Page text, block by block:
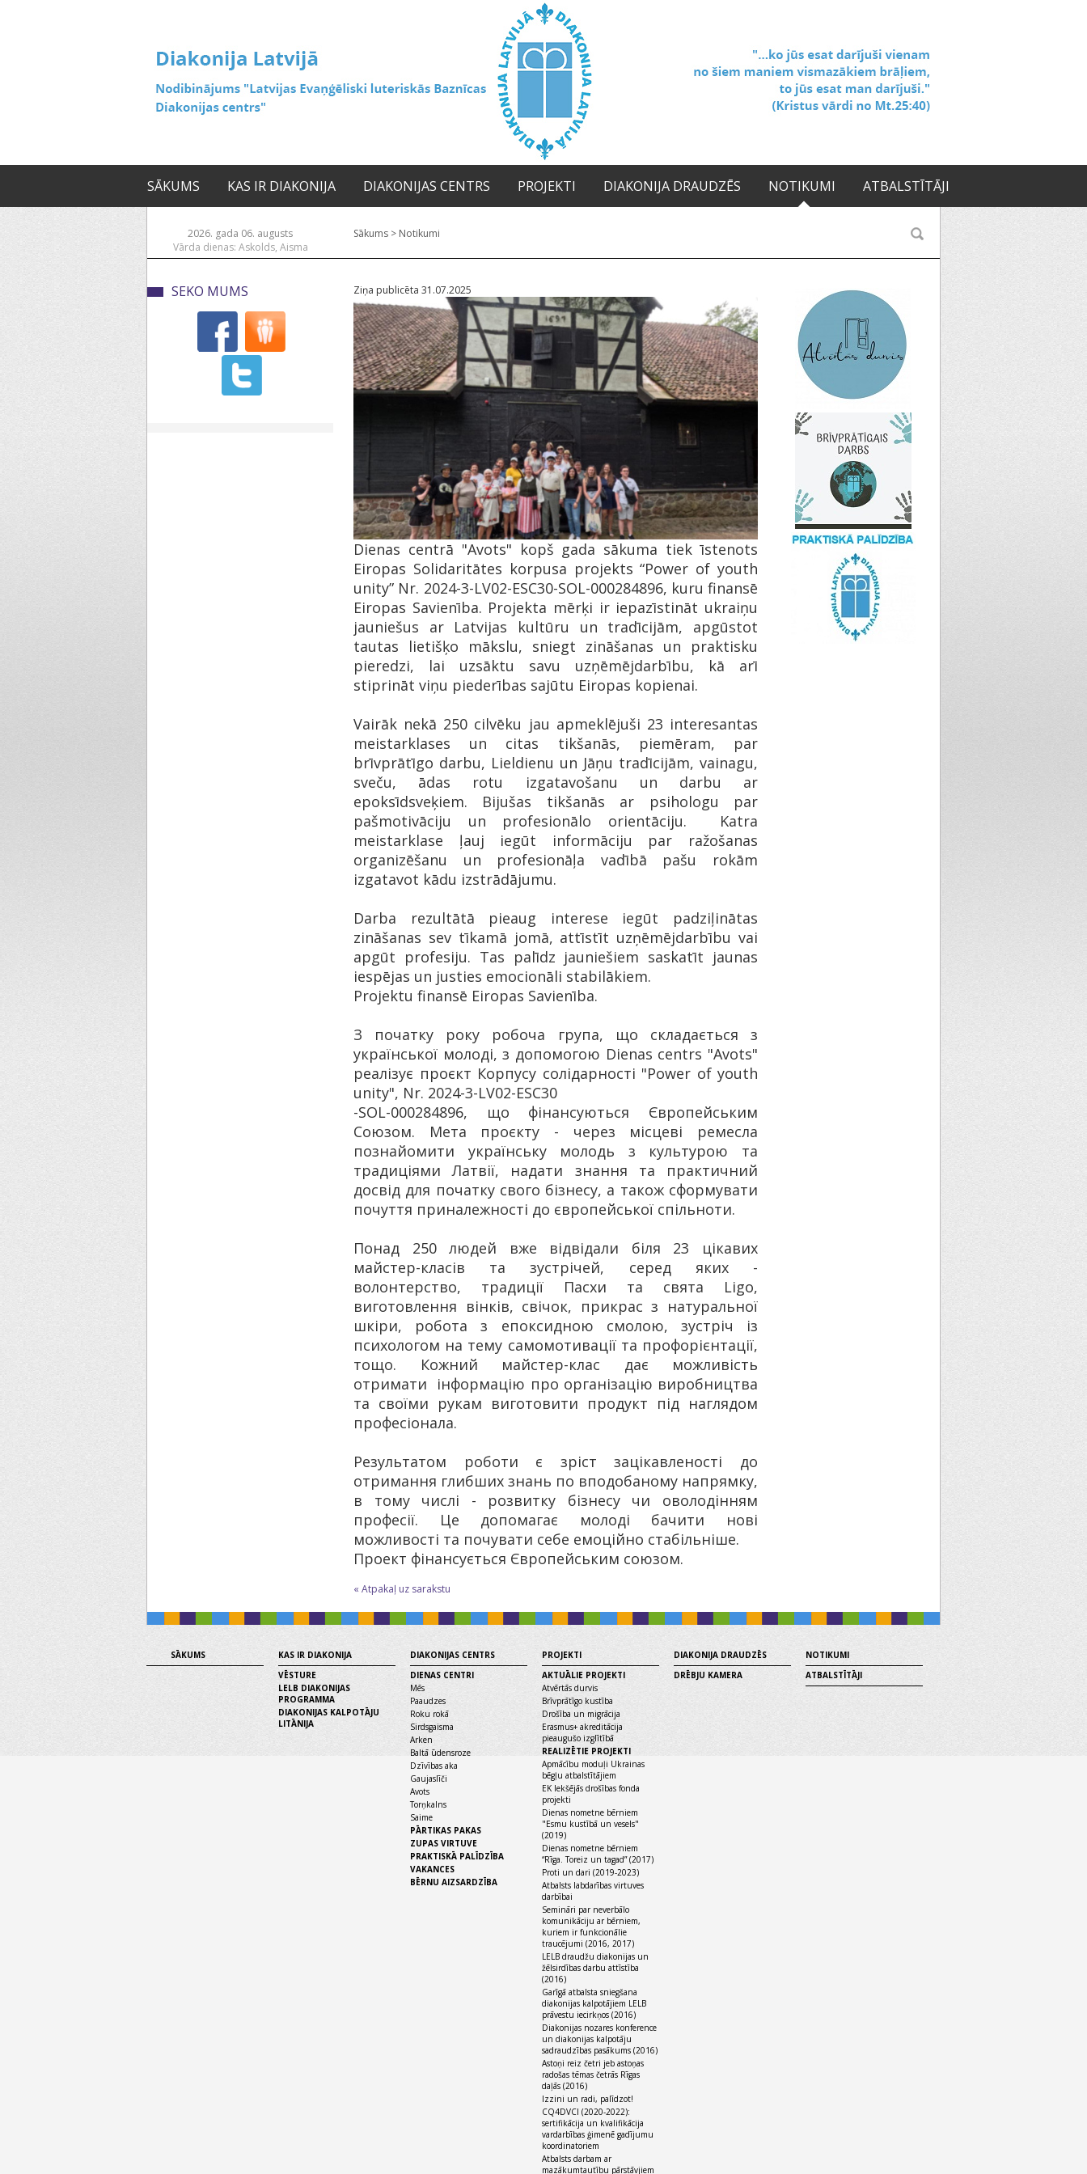
SĀKUMS KAS IR DIAKONIJA DIAKONIJAS CENTRS PROJEKTI DIAKONIJA DRAUDZĒS NOTIKUMI ATBALSTĪTĀJI
2026. gada 06. augusts
Vārda dienas: Askolds, Aisma
Sākums > Notikumi
SEKO MUMS Ziņa publicēta 31.07.2025
Dienas centrā "Avots" kopš gada sākuma tiek īstenots
Eiropas Solidaritātes korpusa projekts “Power of youth
unity” Nr. 2024-3-LV02-ESC30-SOL-000284896, kuru finansē
Eiropas Savienība. Projekta mērķi ir iepazīstināt ukraiņu
jauniešus ar Latvijas kultūru un tradīcijām, apgūstot
tautas lietišķo mākslu, sniegt zināšanas un praktisku
pieredzi, lai uzsāktu savu uzņēmējdarbību, kā arī
stiprināt viņu piederības sajūtu Eiropas kopienai.
Vairāk nekā 250 cilvēku jau apmeklējuši 23 interesantas
meistarklases un citas tikšanās, piemēram, par
brīvprātīgo darbu, Lieldienu un Jāņu tradīcijām, vainagu,
sveču, ādas rotu izgatavošanu un darbu ar
epoksīdsveķiem. Bijušas tikšanās ar psihologu par
pašmotivāciju un profesionālo orientāciju. Katra
meistarklase ļauj iegūt informāciju par ražošanas
organizēšanu un profesionāļa vadībā pašu rokām
izgatavot kādu izstrādājumu.
Darba rezultātā pieaug interese iegūt padziļinātas
zināšanas sev tīkamā jomā, attīstīt uzņēmējdarbību vai
apgūt profesiju. Tas palīdz jauniešiem saskatīt jaunas
iespējas un justies emocionāli stabilākiem.
Projektu finansē Eiropas Savienība.
‌З початку року робоча група, що складається з
української молоді, з допомогою Dienas centrs "Avots"
реалізує проєкт Корпусу солідарності "Power of youth
unity", Nr. 2024-3-LV02-ESC30
-SOL-000284896, що фінансуються Європейським
Союзом. Мета проєкту - через місцеві ремесла
познайомити українську молодь з культурою та
традиціями Латвії, надати знання та практичний
досвід для початку свого бізнесу, а також сформувати
почуття приналежності до європейської спільноти.
Понад 250 людей вже відвідали біля 23 цікавих
майстер-класів та зустрічей, серед яких -
волонтерство, традиції Пасхи та свята Ligo,
виготовлення вінків, свічок, прикрас з натуральної
шкіри, робота з епоксидною смолою, зустріч із
психологом на тему самомотивації та профорієнтації,
тощо. Кожний майстер-клас дає можливість
отримати інформацію про організацію виробництва
та своїми рукам виготовити продукт під наглядом
професіонала.
Результатом роботи є зріст зацікавленості до
отримання глибших знань по вподобаному напрямку,
в тому числі - розвитку бізнесу чи оволодінням
професії. Це допомагає молоді бачити нові
можливості та почувати себе емоційно стабільніше.
Проект фінансується Європейським союзом.
« Atpakaļ uz sarakstu
SĀKUMS
KAS IR DIAKONIJA
VĒSTURE
LELB DIAKONIJAS
PROGRAMMA
DIAKONIJAS KALPOTĀJU
LITĀNIJA
DIAKONIJAS CENTRS
DIENAS CENTRI
Mēs
Paaudzes
Roku rokā
Sirdsgaisma
Arken
Baltā ūdensroze
Dzīvības aka
Gaujaslīči
Avots
Torņkalns
Saime
PĀRTIKAS PAKAS
ZUPAS VIRTUVE
PRAKTISKĀ PALĪDZĪBA
VAKANCES
BĒRNU AIZSARDZĪBA
PROJEKTI
AKTUĀLIE PROJEKTI
Atvērtās durvis
Brīvprātīgo kustība
Drošība un migrācija
Erasmus+ akreditācija
pieaugušo izglītībā
REALIZĒTIE PROJEKTI
Apmācību moduļi Ukrainas
bēgļu atbalstītājiem
EK Iekšējās drošības fonda
projekti
Dienas nometne bērniem
"Esmu kustībā un vesels"
(2019)
Dienas nometne bērniem
“Rīga. Toreiz un tagad” (2017)
Proti un dari (2019-2023)
Atbalsts labdarības virtuves
darbībai
Semināri par neverbālo
komunikāciju ar bērniem,
kuriem ir funkcionālie
traucējumi (2016, 2017)
LELB draudžu diakonijas un
žēlsirdības darbu attīstība
(2016)
Garīgā atbalsta sniegšana
diakonijas kalpotājiem LELB
prāvestu iecirkņos (2016)
Diakonijas nozares konference
un diakonijas kalpotāju
sadraudzības pasākums (2016)
Astoņi reiz četri jeb astoņas
radošas tēmas četrās Rīgas
daļās (2016)
Izzini un radi, palīdzot!
CQ4DVCI (2020-2022):
sertifikācija un kvalifikācija
vardarbības ģimenē gadījumu
koordinatoriem
Atbalsts darbam ar
mazākumtautību pārstāvjiem
DIAKONIJA DRAUDZĒS
DRĒBJU KAMERA
NOTIKUMI
ATBALSTĪTĀJI